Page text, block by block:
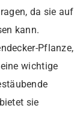
da sie auf
kann.
Pflanze,
wichtige
sie